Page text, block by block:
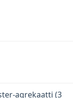
agrekaatti (3